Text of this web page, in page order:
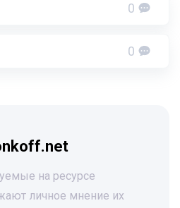
0
0
на ресурсе
личное мнение их